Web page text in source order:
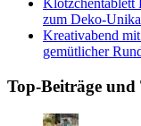
Klötzchentablett
zum Deko-
Kreativabend
gemütlicher
Top-Beiträge und